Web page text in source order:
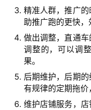
精准人群，推广
助推广跑的更快，
做出调整，直通
调整的，可以调
果。
后期维护，后期
有规律的定期拖价
维护店铺服务，